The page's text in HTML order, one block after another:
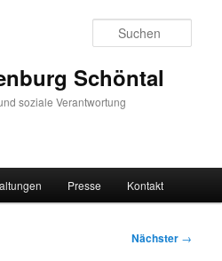
Schöntal
soziale Verantwortung
Presse Kontakt
Nächster →